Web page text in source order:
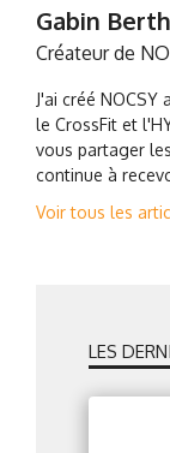
Gabin
Créateur de
J'ai créé
le CrossFit et
vous partager
continue à
Voir tous les
LES